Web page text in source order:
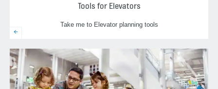
Tools for Elevators
Take me to Elevator planning tools